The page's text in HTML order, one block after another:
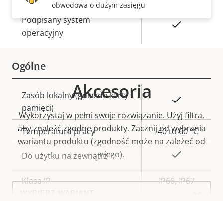
Opis
nieruchomości
Wartość
Podpisany system
operacyjny
Ogólne
Opis
nieruchomości
Wartość
Zasób lokalny (gniazdo karty
pamięci)
Temperatura pracy -40 to 60 °C
Do użytku na zewnątrz
Klasa IP IP66, IP67
obwodowa o dużym zasięgu
Akcesoria
Wykorzystaj w pełni swoje rozwiązanie. Użyj filtra,
aby znaleźć zgodne produkty. Zacznij od wybrania
wariantu produktu (zgodność może na zależeć od
niego).
Select